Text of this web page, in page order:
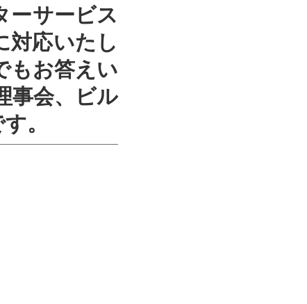
ーサービス
対応いたし
もお答えい
事会、ビル
。